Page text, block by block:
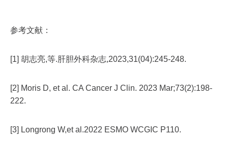
参考文献：
[1] 胡志亮,等.肝胆外科杂志,2023,31(04):245-248.
[2] Moris D, et al. CA Cancer J Clin. 2023 Mar;73(2):198-
222.
[3] Longrong W,et al.2022 ESMO WCGIC P110.